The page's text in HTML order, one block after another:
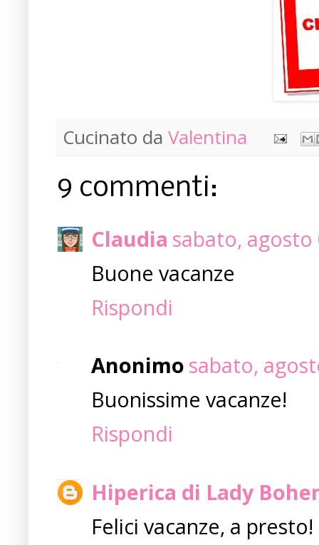
Cucinato da Valentina
9 commenti:
Claudia sabato, agosto
Buone vacanze
Rispondi
Anonimo sabato,
Buonissime vacanze!
Rispondi
Hiperica di Lady
Felici vacanze, a presto!